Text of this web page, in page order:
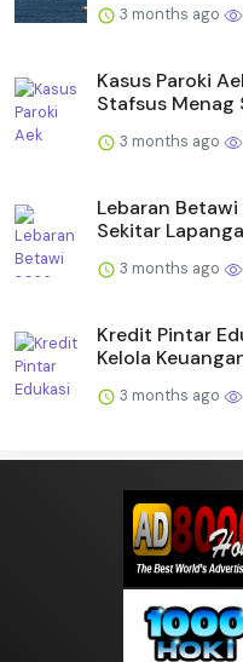
3 months ago
Kasus Paroki
Stafsus Menag
3 months ago
Lebaran
Sekitar
3 months ago
Kredit Pintar
Kelola
3 months ago